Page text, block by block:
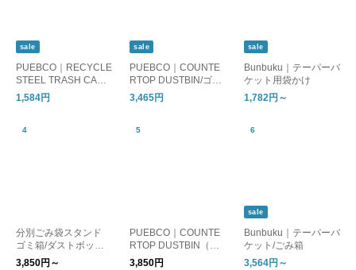
sale
PUEBCO｜RECYCLE
STEEL TRASH CAN
Round φ100 ゴミ箱
1,584円
sale
PUEBCO｜COUNTE
RTOP DUSTBIN/ゴミ
箱
3,465円
sale
Bunbuku｜テーパーバ
ケット用袋かけ
1,782円～
分別ごみ袋スタンド
ゴミ箱/ダストボック
ス
3,850円～
PUEBCO｜COUNTE
RTOP DUSTBIN（ダ
ストボックス）
3,850円
sale
Bunbuku｜テーパーバ
ケット/ごみ箱
3,564円～